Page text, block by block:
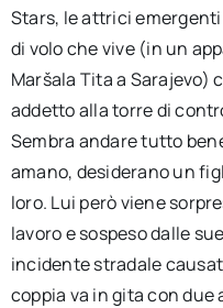
Stars, le attrici
di volo che vive (in un
Maršala Tita a Sarajevo)
addetto alla torre di
Sembra andare tutto
amano, desiderano un
loro. Lui però viene
lavoro e sospeso dalle
incidente stradale
coppia va in gita con due